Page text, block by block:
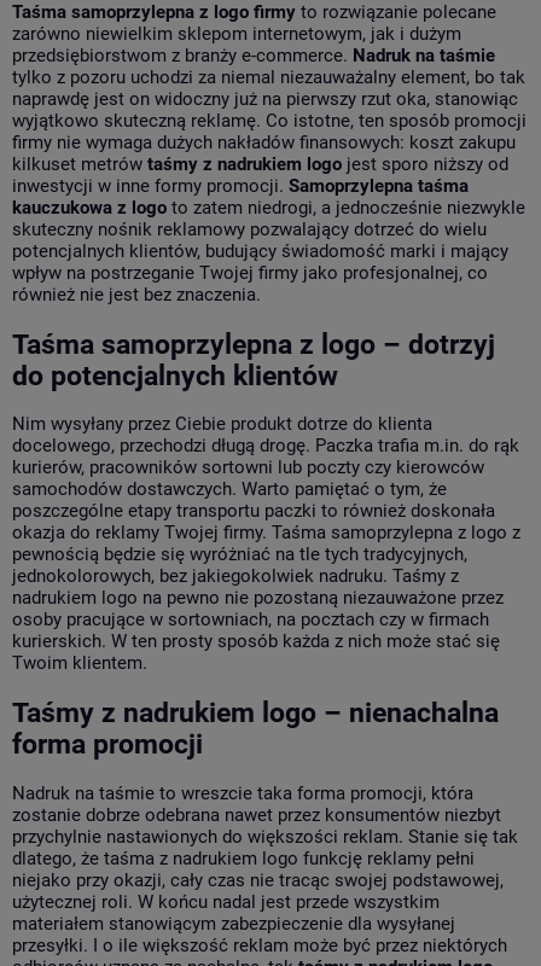
Taśma samoprzylepna z logo firmy to rozwiązanie polecane
zarówno niewielkim sklepom internetowym, jak i dużym
przedsiębiorstwom z branży e-commerce. Nadruk na taśmie
tylko z pozoru uchodzi za niemal niezauważalny element, bo tak
naprawdę jest on widoczny już na pierwszy rzut oka, stanowiąc
wyjątkowo skuteczną reklamę. Co istotne, ten sposób promocji
firmy nie wymaga dużych nakładów finansowych: koszt zakupu
kilkuset metrów taśmy z nadrukiem logo jest sporo niższy od
inwestycji w inne formy promocji. Samoprzylepna taśma
kauczukowa z logo to zatem niedrogi, a jednocześnie niezwykle
skuteczny nośnik reklamowy pozwalający dotrzeć do wielu
potencjalnych klientów, budujący świadomość marki i mający
wpływ na postrzeganie Twojej firmy jako profesjonalnej, co
również nie jest bez znaczenia.
Taśma samoprzylepna z logo – dotrzyj
do potencjalnych klientów
Nim wysyłany przez Ciebie produkt dotrze do klienta
docelowego, przechodzi długą drogę. Paczka trafia m.in. do rąk
kurierów, pracowników sortowni lub poczty czy kierowców
samochodów dostawczych. Warto pamiętać o tym, że
poszczególne etapy transportu paczki to również doskonała
okazja do reklamy Twojej firmy. Taśma samoprzylepna z logo z
pewnością będzie się wyróżniać na tle tych tradycyjnych,
jednokolorowych, bez jakiegokolwiek nadruku. Taśmy z
nadrukiem logo na pewno nie pozostaną niezauważone przez
osoby pracujące w sortowniach, na pocztach czy w firmach
kurierskich. W ten prosty sposób każda z nich może stać się
Twoim klientem.
Taśmy z nadrukiem logo – nienachalna
forma promocji
Nadruk na taśmie to wreszcie taka forma promocji, która
zostanie dobrze odebrana nawet przez konsumentów niezbyt
przychylnie nastawionych do większości reklam. Stanie się tak
dlatego, że taśma z nadrukiem logo funkcję reklamy pełni
niejako przy okazji, cały czas nie tracąc swojej podstawowej,
użytecznej roli. W końcu nadal jest przede wszystkim
materiałem stanowiącym zabezpieczenie dla wysyłanej
przesyłki. I o ile większość reklam może być przez niektórych